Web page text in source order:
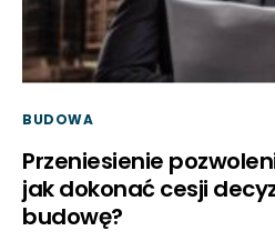
BUDOWA
Przeniesienie
jak dokonać cesji
budowę?